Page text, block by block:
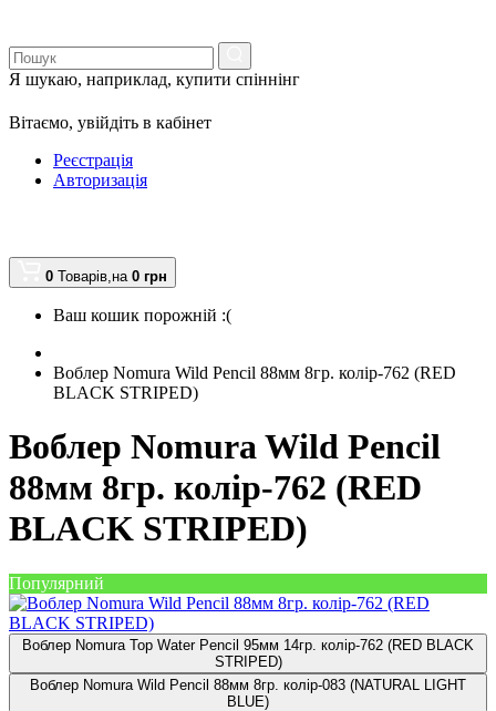
Я шукаю, наприклад, купити спіннінг
Вітаємо, увійдіть в кабінет
Реєстрація
Авторизація
0 Товарів,на 0 грн
Ваш кошик порожній :(
Воблер Nomura Wild Pencil 88мм 8гр. колір-762 (RED
BLACK STRIPED)
Воблер Nomura Wild Pencil
88мм 8гр. колір-762 (RED
BLACK STRIPED)
Популярний
Воблер Nomura Top Water Pencil 95мм 14гр. колір-762 (RED BLACK
STRIPED)
Воблер Nomura Wild Pencil 88мм 8гр. колір-083 (NATURAL LIGHT
BLUE)